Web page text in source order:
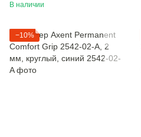
В наличии
−10%